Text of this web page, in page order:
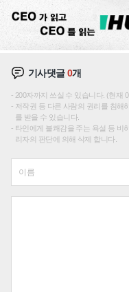
기사댓글0개
200자까지 쓰실 수 있습니다. (현재
저작권 등 다른 사람의 권리를 침해
를 받을 수 있습니다.
타인에게 불쾌감을 주는 욕설 등 비
리자의 판단에 의해 삭제 합니다.